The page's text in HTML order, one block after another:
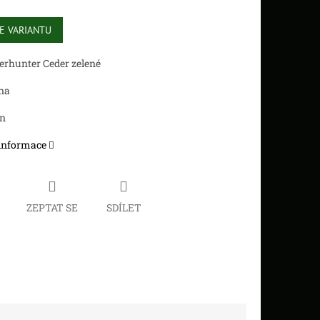
VARIANTU
Ceder zelené
ZEPTAT SE SDÍLET